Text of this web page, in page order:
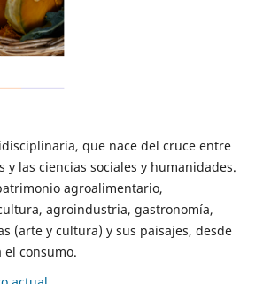
que nace del cruce entre
y las ciencias sociales y humanidades.
agroalimentario,
agroindustria, gastronomía,
(arte y cultura) y sus paisajes, desde
consumo.